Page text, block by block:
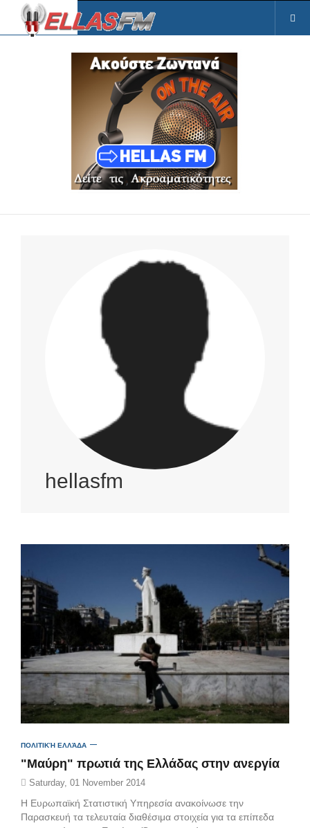
hellasfm
ΠΟΛΙΤΙΚΉ ΕΛΛΆΔΑ
"Μαύρη" πρωτιά της Ελλάδας στην ανεργία
Saturday, 01 November 2014
Η Ευρωπαϊκή Στατιστική Υπηρεσία ανακοίνωσε την
Παρασκευή τα τελευταία διαθέσιμα στοιχεία για τα επίπεδα